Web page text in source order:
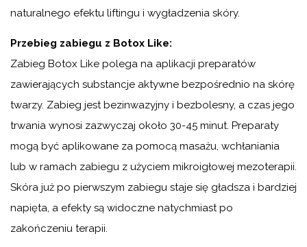
naturalnego efektu liftingu i wygładzenia skóry.
Przebieg zabiegu z Botox Like:
Zabieg Botox Like polega na aplikacji preparatów
zawierających substancje aktywne bezpośrednio na skórę
twarzy. Zabieg jest bezinwazyjny i bezbolesny, a czas jego
trwania wynosi zazwyczaj około 30-45 minut. Preparaty
mogą być aplikowane za pomocą masażu, wchłaniania
lub w ramach zabiegu z użyciem mikroigłowej mezoterapii.
Skóra już po pierwszym zabiegu staje się gładsza i bardziej
napięta, a efekty są widoczne natychmiast po
zakończeniu terapii.